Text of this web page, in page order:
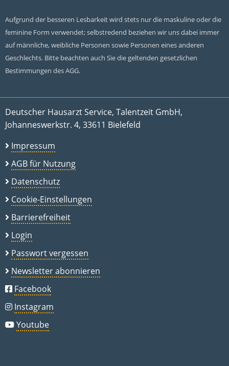
Aufgrund der besseren Lesbarkeit wird stets nur die maskuline oder die
feminine Form verwendet; selbstredend beziehen wir uns dabei immer
auf männliche, weibliche Personen sowie Personen eines anderen
Geschlechts. Bitte beachten auch Sie die geltenden gesetzlichen
Bestimmungen des AGG.
Deutscher Hausarzt Service, Talentzeit GmbH,
Johanneswerkstr. 4, 33611 Bielefeld
Impressum
AGB für Nutzung
Datenschutz
Cookie-Einstellungen
Barrierefreiheit
Login
Passwort vergessen
Newsletter abonnieren
Facebook
Instagram
Youtube